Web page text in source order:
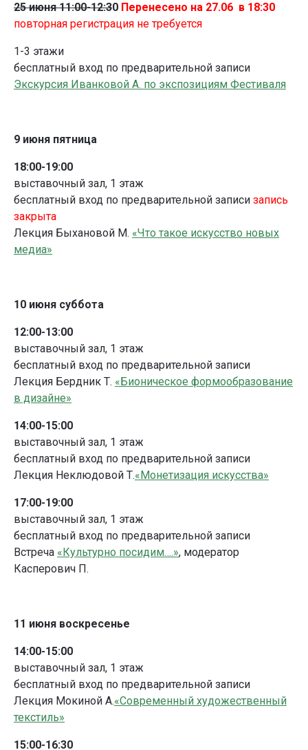
25 июня 11:00-12:30 Перенесено на 27.06 в 18:30
повторная регистрация не требуется
1-3 этажи
бесплатный вход по предварительной записи
Экскурсия Иванковой А. по экспозициям Фестиваля
9 июня пятница
18:00-19:00
выставочный зал, 1 этаж
бесплатный вход по предварительной записи запись
закрыта
Лекция Быхановой М. «Что такое искусство новых
медиа»
10 июня суббота
12:00-13:00
выставочный зал, 1 этаж
бесплатный вход по предварительной записи
Лекция Бердник Т. «Бионическое формообразование
в дизайне»
14:00-15:00
выставочный зал, 1 этаж
бесплатный вход по предварительной записи
Лекция Неклюдовой Т.«Монетизация искусства»
17:00-19:00
выставочный зал, 1 этаж
бесплатный вход по предварительной записи
Встреча «Культурно посидим….», модератор
Касперович П.
11 июня воскресенье
14:00-15:00
выставочный зал, 1 этаж
бесплатный вход по предварительной записи
Лекция Мокиной А.«Современный художественный
текстиль»
15:00-16:30